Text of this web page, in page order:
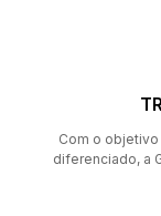
Com o
diferenciado, a